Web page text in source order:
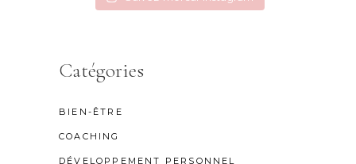
Catégories
BIEN-ÊTRE
COACHING
DÉVELOPPEMENT PERSONNEL